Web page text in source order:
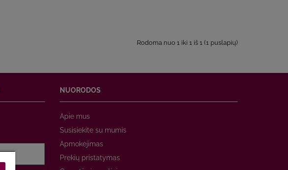
Rodoma nuo 1 iki 1 iš 1 (1 puslapių)
NUORODOS
Apie mus
Susisiekite su mumis
Apmokėjimas
Prekių pristatymas